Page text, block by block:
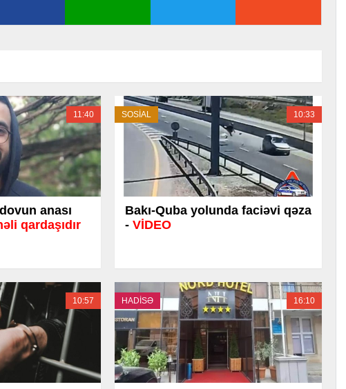
11:40
anası
qardaşıdır
SOSİAL 10:33
Bakı-Quba yolunda faciəvi qəza
- VİDEO
10:57 HADİSƏ 16:10